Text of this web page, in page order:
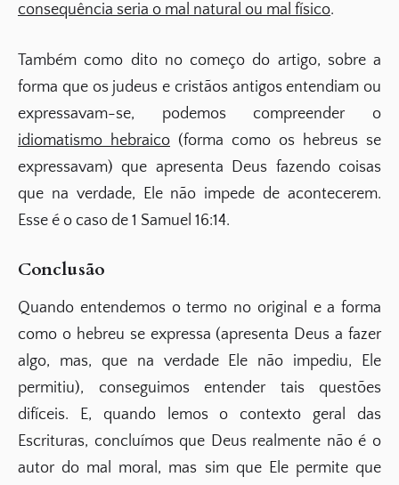
consequência seria o mal natural ou mal físico.
Também como dito no começo do artigo, sobre a
forma que os judeus e cristãos antigos entendiam ou
expressavam-se, podemos compreender o
idiomatismo hebraico (forma como os hebreus se
expressavam) que apresenta Deus fazendo coisas
que na verdade, Ele não impede de acontecerem.
Esse é o caso de 1 Samuel 16:14.
Conclusão
Quando entendemos o termo no original e a forma
como o hebreu se expressa (apresenta Deus a fazer
algo, mas, que na verdade Ele não impediu, Ele
permitiu), conseguimos entender tais questões
difíceis. E, quando lemos o contexto geral das
Escrituras, concluímos que Deus realmente não é o
autor do mal moral, mas sim que Ele permite que